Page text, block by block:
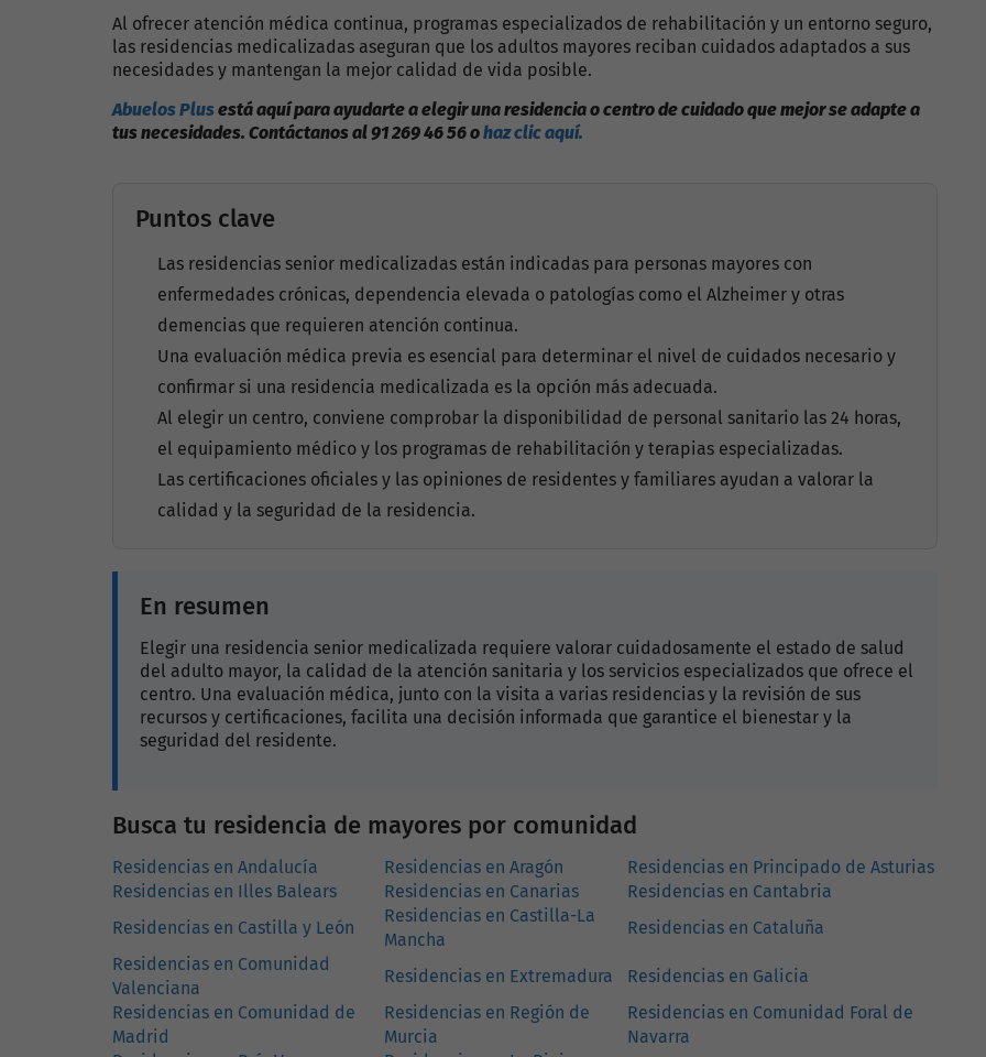
Al ofrecer atención médica continua, programas especializados de rehabilitación y un entorno seguro,
las residencias medicalizadas aseguran que los adultos mayores reciban cuidados adaptados a sus
necesidades y mantengan la mejor calidad de vida posible.
Abuelos Plus está aquí para ayudarte a elegir una residencia o centro de cuidado que mejor se adapte a
tus necesidades. Contáctanos al 91 269 46 56 ohaz clic aquí.
Puntos clave
Las residencias senior medicalizadas están indicadas para personas mayores con
enfermedades crónicas, dependencia elevada o patologías como el Alzheimer y otras
demencias que requieren atención continua.
Una evaluación médica previa es esencial para determinar el nivel de cuidados necesario y
confirmar si una residencia medicalizada es la opción más adecuada.
Al elegir un centro, conviene comprobar la disponibilidad de personal sanitario las 24 horas,
el equipamiento médico y los programas de rehabilitación y terapias especializadas.
Las certificaciones oficiales y las opiniones de residentes y familiares ayudan a valorar la
calidad y la seguridad de la residencia.
En resumen
Elegir una residencia senior medicalizada requiere valorar cuidadosamente el estado de salud
del adulto mayor, la calidad de la atención sanitaria y los servicios especializados que ofrece el
centro. Una evaluación médica, junto con la visita a varias residencias y la revisión de sus
recursos y certificaciones, facilita una decisión informada que garantice el bienestar y la
seguridad del residente.
Busca tu residencia de mayores por comunidad
Residencias en Andalucía Residencias en Aragón
Residencias en Principado de Asturias
Residencias en Illes Balears
Residencias en Canarias
Residencias en Cantabria
Residencias en Castilla y León
Residencias en Castilla-La
Mancha
Residencias en Cataluña
Residencias en Comunidad
Valenciana
Residencias en Extremadura
Residencias en Galicia
Residencias en Comunidad de
Madrid
Residencias en Región de
Murcia
Residencias en Comunidad Foral de
Navarra